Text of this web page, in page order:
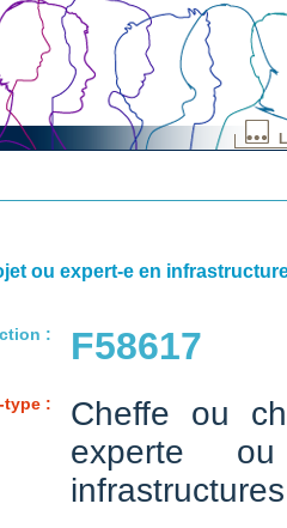
ou expert-e en
: F58617
type :
Cheffe ou
experte
infrastructures